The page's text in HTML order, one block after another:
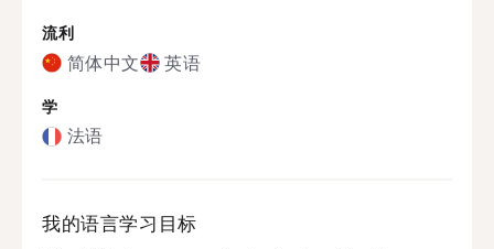
流利
简体中文 英语
学
法语
我的语言学习目标